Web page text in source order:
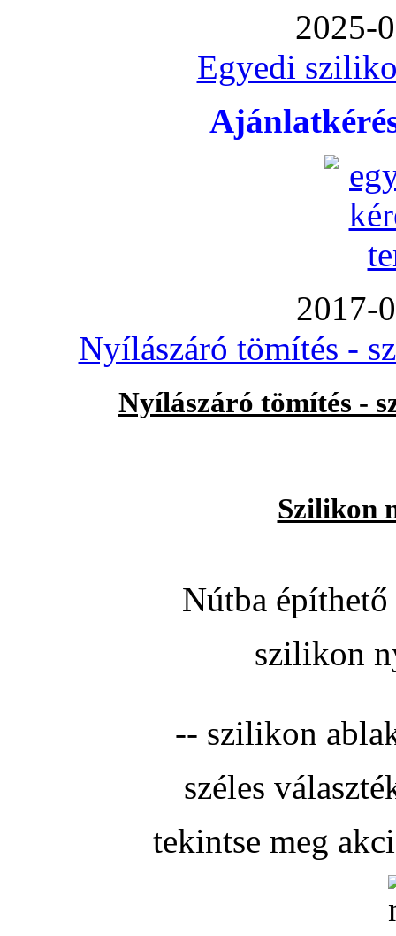
2025-
Egyedi
2017-
Nyílászáró tömítés -
Nyílászáró tömítés -
Szilikon
Nútba
szilikon
-- szilikon
széles
tekintse meg